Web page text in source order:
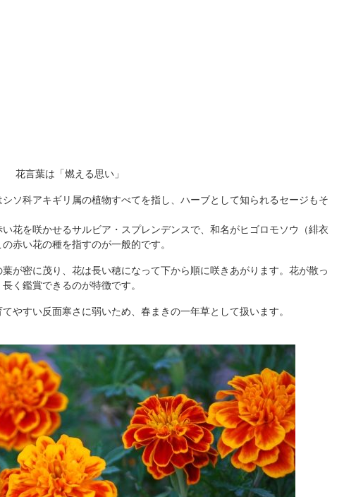
花言葉は「燃える思い」
ソ科アキギリ属の植物すべてを指し、ハーブとして知られるセージもそ
花を咲かせるサルビア・スプレンデンスで、和名がヒゴロモソウ（緋衣
赤い花の種を指すのが一般的です。
が密に茂り、花は長い穂になって下から順に咲きあがります。花が散っ
く鑑賞できるのが特徴です。
やすい反面寒さに弱いため、春まきの一年草として扱います。